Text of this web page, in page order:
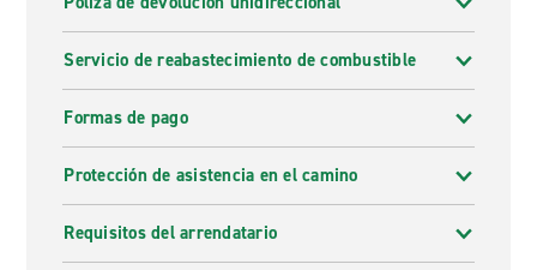
Servicio de reabastecimiento de combustible
Formas de pago
Protección de asistencia en el camino
Requisitos del arrendatario